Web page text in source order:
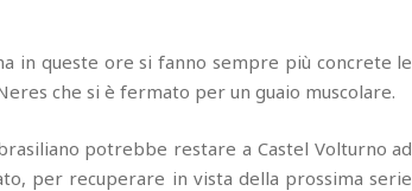
in queste ore si fanno sempre più concrete le
che si è fermato per un guaio muscolare.
potrebbe restare a Castel Volturno ad
per recuperare in vista della prossima serie